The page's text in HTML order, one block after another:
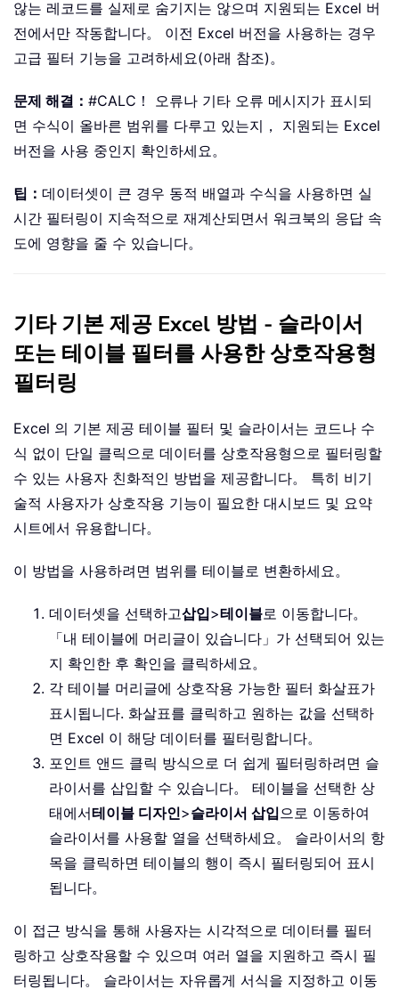
않는 레코드를 실제로 숨기지는 않으며 지원되는 Excel 버
전에서만 작동합니다。 이전 Excel 버전을 사용하는 경우
고급 필터 기능을 고려하세요(아래 참조)。
문제 해결： #CALC！ 오류나 기타 오류 메시지가 표시되
면 수식이 올바른 범위를 다루고 있는지， 지원되는 Excel
버전을 사용 중인지 확인하세요。
팁： 데이터셋이 큰 경우 동적 배열과 수식을 사용하면 실
시간 필터링이 지속적으로 재계산되면서 워크북의 응답 속
도에 영향을 줄 수 있습니다。
기타 기본 제공 Excel 방법 - 슬라이서
또는 테이블 필터를 사용한 상호작용형
필터링
Excel 의 기본 제공 테이블 필터 및 슬라이서는 코드나 수
식 없이 단일 클릭으로 데이터를 상호작용형으로 필터링할
수 있는 사용자 친화적인 방법을 제공합니다。 특히 비기
술적 사용자가 상호작용 기능이 필요한 대시보드 및 요약
시트에서 유용합니다。
이 방법을 사용하려면 범위를 테이블로 변환하세요。
데이터셋을 선택하고삽입>테이블로 이동합니다。
「내 테이블에 머리글이 있습니다」가 선택되어 있는
지 확인한 후 확인을 클릭하세요。
각 테이블 머리글에 상호작용 가능한 필터 화살표가
표시됩니다. 화살표를 클릭하고 원하는 값을 선택하
면 Excel 이 해당 데이터를 필터링합니다。
포인트 앤드 클릭 방식으로 더 쉽게 필터링하려면 슬
라이서를 삽입할 수 있습니다。 테이블을 선택한 상
태에서테이블 디자인>슬라이서 삽입으로 이동하여
슬라이서를 사용할 열을 선택하세요。 슬라이서의 항
목을 클릭하면 테이블의 행이 즉시 필터링되어 표시
됩니다。
이 접근 방식을 통해 사용자는 시각적으로 데이터를 필터
링하고 상호작용할 수 있으며 여러 열을 지원하고 즉시 필
터링됩니다。 슬라이서는 자유롭게 서식을 지정하고 이동